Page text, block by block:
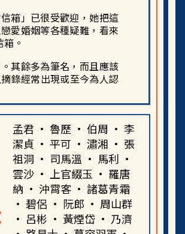
箱」 已很受歡迎，她把這
愛婚姻等各種疑難，看來
。
其餘多為筆名，而且應該
錄經常出現或至今為人認
孟君 · 魯歷 · 伯周 · 李
潔貞 · 平可 · 潚湘 · 張
祖洞 · 司馬溫 · 馬利 ·
雲沙 · 上官綴玉 · 羅唐
納 · 沖霄客 · 諸葛青霜
· 碧侶 · 阮郎 · 周山群
· 呂彬 · 黃煙岱 · 乃濟